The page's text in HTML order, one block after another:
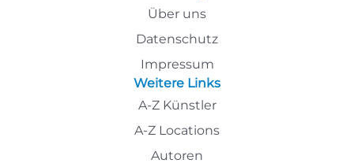
Über uns
Datenschutz
Impressum
Weitere Links
A-Z Künstler
A-Z Locations
Autoren